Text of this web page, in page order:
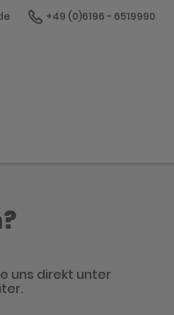
+49 (0)6196 - 6519990
uns direkt unter